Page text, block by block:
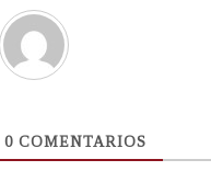
0 COMENTARIOS